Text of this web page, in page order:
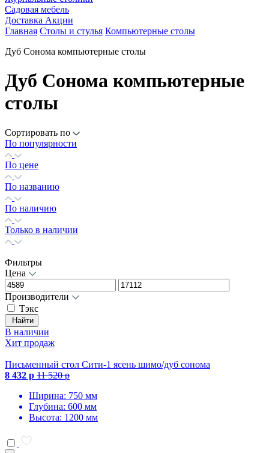
Садовая мебель
Доставка Акции
Главная Столы и стулья Компьютерные столы
Дуб Сонома компьютерные столы
Дуб Сонома компьютерные
столы
Сортировать по
По популярности
По цене
По названию
По наличию
Только в наличии
Фильтры
Цена
Производители
Тэкс
Найти
В наличии
Хит продаж
Письменный стол Сити-1 ясень шимо/дуб сонома
8 432 р 11 520 р
Ширина: 750 мм
Глубина: 600 мм
Высота: 1200 мм